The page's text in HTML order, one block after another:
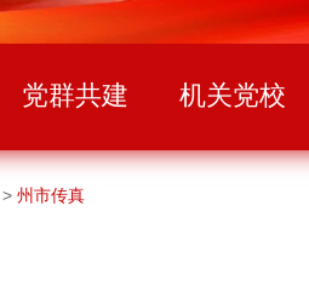
党群共建 机关党校
> 州市传真